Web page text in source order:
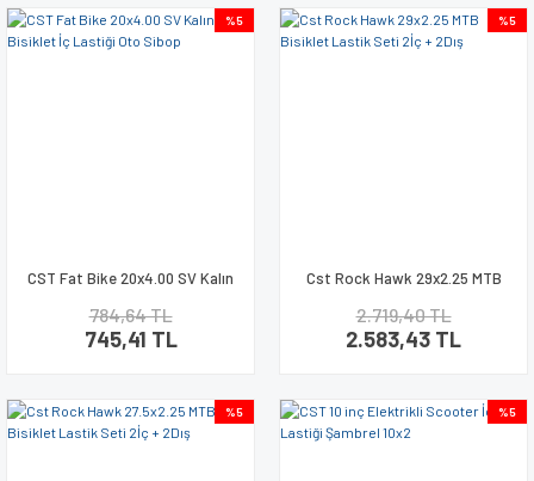
%5
CST Fat Bike 20x4.00 SV Kalın
Sibop
784,64 TL
745,41 TL
%5
Cst Rock Hawk 29x2.25 MTB
2.719,40 TL
2.583,43 TL
%5 %5